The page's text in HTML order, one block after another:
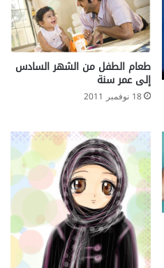
طعام الطفل من الشهر السادس
إلى عمر سنة
18 نوفمبر 2011